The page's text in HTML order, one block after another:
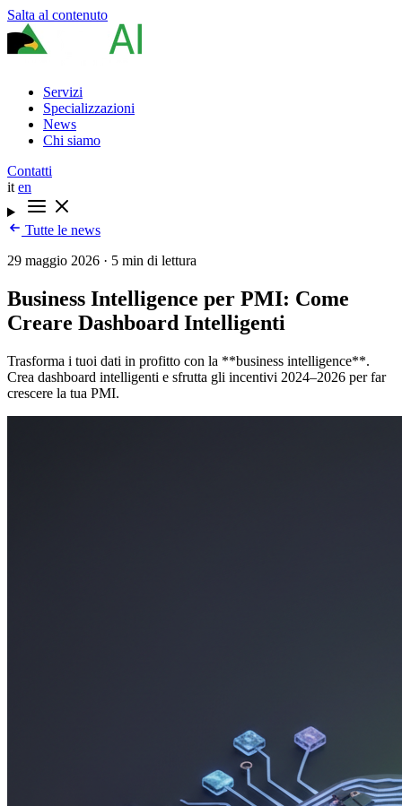
Salta al contenuto
Servizi
Specializzazioni
News
Chi siamo
Contatti
it en
Tutte le news
29 maggio 2026 · 5 min di lettura
Business Intelligence per PMI: Come
Creare Dashboard Intelligenti
Trasforma i tuoi dati in profitto con la **business intelligence**.
Crea dashboard intelligenti e sfrutta gli incentivi 2024–2026 per far
crescere la tua PMI.